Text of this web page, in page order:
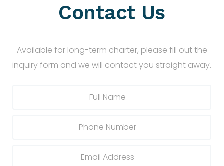
Contact Us
Available for long-term charter, please fill out the
inquiry form and we will contact you straight away.